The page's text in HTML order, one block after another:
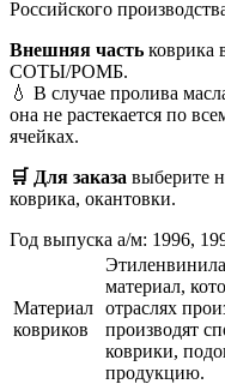
Российского
Внешняя часть коврика
СОТЫ/РОМБ.
💧 В случае пролива
она не растекается по
ячейках.
🛒 Для заказа выберите
коврика, окантовки.
Год выпуска а/м: 1996,
Материал
ковриков
материал,
отраслях
производят
коврики,
продукцию.